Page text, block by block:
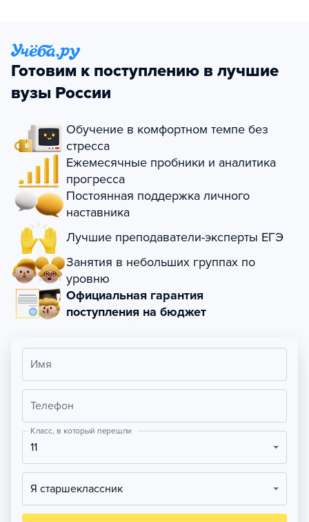
Готовим к поступлению в лучшие
вузы России
Обучение в комфортном темпе без
стресса
Ежемесячные пробники и аналитика
прогресса
Постоянная поддержка личного
наставника
Лучшие преподаватели-эксперты ЕГЭ
Занятия в небольших группах по
уровню
Официальная гарантия
поступления на бюджет
Имя
Телефон
Класс, в который перешли
11
Я старшеклассник